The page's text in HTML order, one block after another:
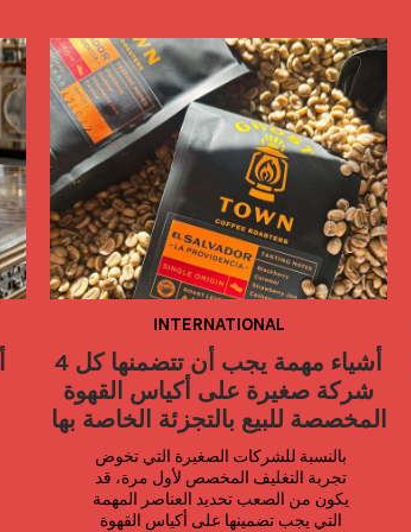
INTERNATIONAL
4 أشياء مهمة يجب أن تتضمنها كل
شركة صغيرة على أكياس القهوة
المخصصة للبيع بالتجزئة الخاصة بها